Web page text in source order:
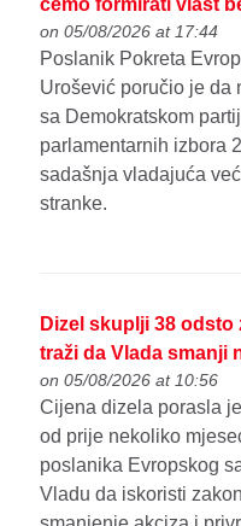
on 05/08/2026 at 17:44
Poslanik Pokreta
Urošević poručio je da
sa Demokratskom
parlamentarnih izbora
sadašnja vladajuća
stranke.
Dizel skuplji 38
traži da Vlada smanji
on 05/08/2026 at 10:56
Cijena dizela porasla
od prije nekoliko
poslanika Evropskog
Vladu da iskoristi